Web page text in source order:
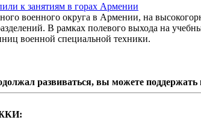
к занятиям в горах Армении
военного округа в Армении, на
В рамках полевого выхода на
военной специальной техники.
развиваться, вы можете